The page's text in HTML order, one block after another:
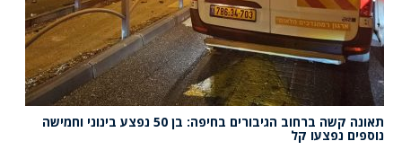
תאונה קשה ברחוב הגיבורים בחיפה: בן 50 נפצע בינוני וחמישה
נוספים נפצעו קל